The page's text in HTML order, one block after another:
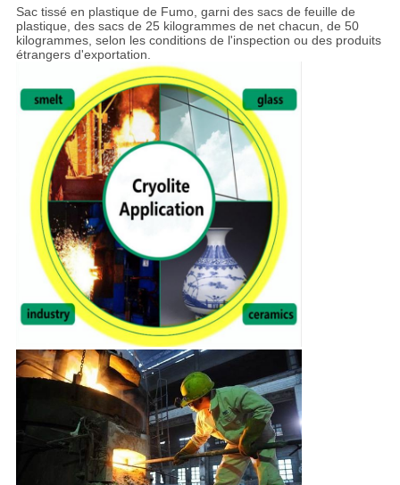
Sac tissé en plastique de Fumo, garni des sacs de feuille de
plastique, des sacs de 25 kilogrammes de net chacun, de 50
kilogrammes, selon les conditions de l'inspection ou des produits
étrangers d'exportation.